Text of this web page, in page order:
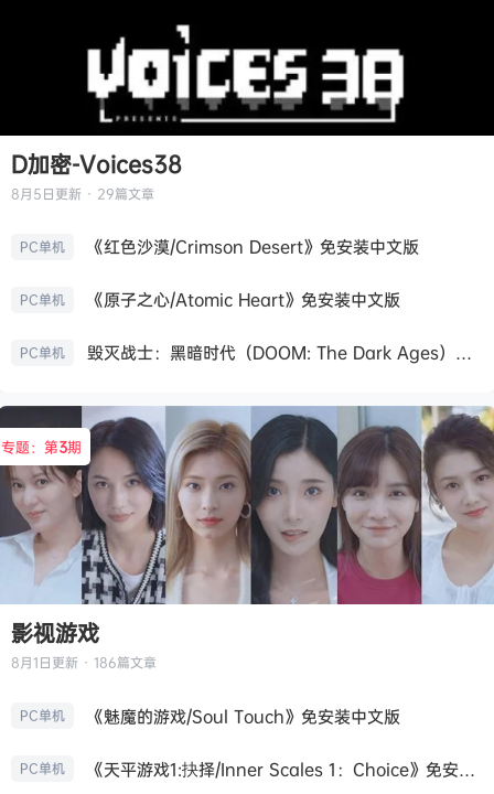
D加密-Voices38
8月5日更新 · 29篇文章
PC单机 《红色沙漠/Crimson Desert》免安装中文版
PC单机 《原子之心/Atomic Heart》免安装中文版
PC单机 毁灭战士：黑暗时代（DOOM: The Dark Ages）免安装中文版
专题：第3期
影视游戏
8月1日更新 · 186篇文章
PC单机 《魅魔的游戏/Soul Touch》免安装中文版
PC单机 《天平游戏1:抉择/Inner Scales 1：Choice》免安装中文版